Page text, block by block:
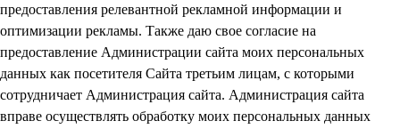
предоставления релевантной рекламной информации и
оптимизации рекламы. Также даю свое согласие на
предоставление Администрации сайта моих персональных
данных как посетителя Сайта третьим лицам, с которыми
сотрудничает Администрация сайта. Администрация сайта
вправе осуществлять обработку моих персональных данных